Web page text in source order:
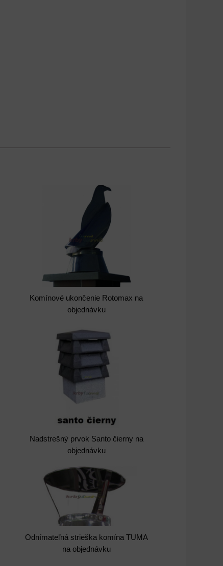
Komínové ukončenie Rotomax na
objednávku
Nadstrešný prvok Santo čierny na
objednávku
Odnímateľná strieška komína TUMA
na objednávku